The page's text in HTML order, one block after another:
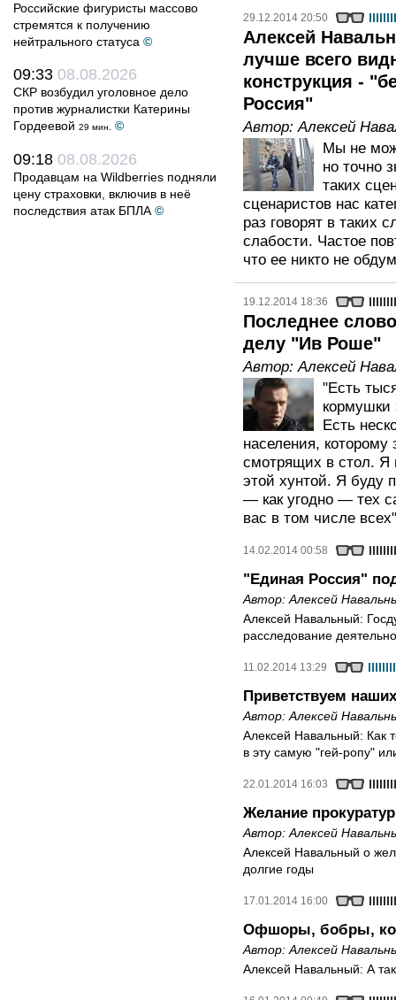
Российские фигуристы массово
стремятся к получению
нейтрального статуса ©
09:33 08.08.2026
СКР возбудил уголовное дело
против журналистки Катерины
Гордеевой 29 мин. ©
09:18 08.08.2026
Продавцам на Wildberries подняли
цену страховки, включив в неё
последствия атак БПЛА ©
29.12.2014 20:50
Алексей
лучше всего
конструкция -
Россия"
Автор:Алексей
Мы не
но точно
таких
сценаристов нас
раз говорят в таких
слабости. Частое
что ее никто не
19.12.2014 18:36
Последнее
делу "Ив Роше"
Автор:Алексей
"Есть
кормушки
Есть
населения,
смотрящих в стол. Я
этой хунтой. Я буду
— как угодно — тех
вас в том числе
14.02.2014 00:58
"Единая Россия"
Автор: Алексей
Алексей Навальный:
расследование
11.02.2014 13:29
Приветствуем
Автор: Алексей
Алексей Навальный: Как
в эту самую "гей-ропу"
22.01.2014 16:03
Желание
Автор: Алексей
Алексей Навальный о
долгие годы
17.01.2014 16:00
Офшоры, бобры,
Автор: Алексей
Алексей Навальный: А